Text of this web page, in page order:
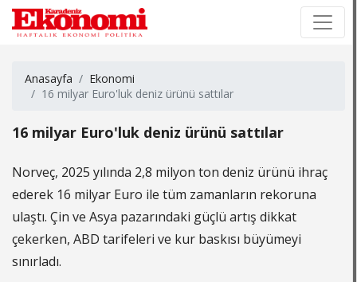
Anasayfa
Ekonomi
16 milyar Euro'luk deniz ürünü sattılar
16 milyar Euro'luk deniz ürünü sattılar
Norveç, 2025 yılında 2,8 milyon ton deniz ürünü ihraç
ederek 16 milyar Euro ile tüm zamanların rekoruna
ulaştı. Çin ve Asya pazarındaki güçlü artış dikkat
çekerken, ABD tarifeleri ve kur baskısı büyümeyi
sınırladı.
×
×